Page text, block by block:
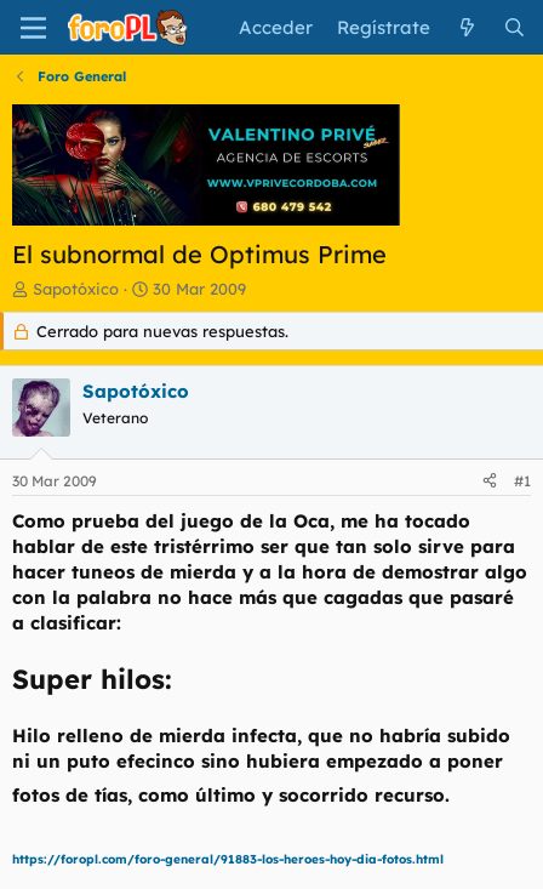
Acceder Regístrate
Foro General
El subnormal de Optimus Prime
I
n
c
i
a
d
o
r
d
l
t
e
m
Sapotóxico
F
e
c
h
d
n
i
o
30 Mar 2009
Cerrado para nuevas respuestas.
Sapotóxico
Veterano
30 Mar 2009 #1
Como prueba del juego de la Oca, me ha tocado
hablar de este tristérrimo ser que tan solo sirve para
hacer tuneos de mierda y a la hora de demostrar algo
con la palabra no hace más que cagadas que pasaré
a clasificar:
Super hilos:
Hilo relleno de mierda infecta, que no habría subido
ni un puto efecinco sino hubiera empezado a poner
fotos de tías, como último y socorrido recurso.
https://foropl.com/foro-general/91883-los-heroes-hoy-dia-fotos.html